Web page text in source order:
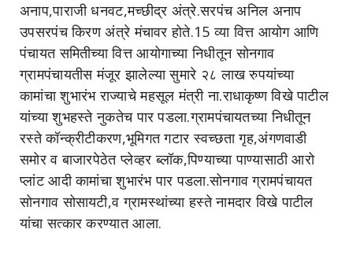
अनाप,पाराजी धनवट,मच्छीद्र अंत्रे.सरपंच अनिल अनाप
उपसरपंच किरण अंत्रे मंचावर होते.15 व्या वित्त आयोग आणि
पंचायत समितीच्या वित्त आयोगाच्या निधीतून सोनगाव
ग्रामपंचायतीस मंजूर झालेल्या सुमारे २८ लाख रुपयांच्या
कामांचा शुभारंभ राज्याचे महसूल मंत्री ना.राधाकृष्ण विखे पाटील
यांच्या शुभहस्ते नुकतेच पार पडला.ग्रामपंचायतच्या निधीतून
रस्ते कॉन्क्रीटीकरण,भूमिगत गटार स्वच्छता गृह,अंगणवाडी
समोर व बाजारपेठेत प्लेव्हर ब्लॉक,पिण्याच्या पाण्यासाठी आरो
प्लांट आदी कामांचा शुभारंभ पार पडला.सोनगाव ग्रामपंचायत
सोनगाव सोसायटी,व ग्रामस्थांच्या हस्ते नामदार विखे पाटील
यांचा सत्कार करण्यात आला.